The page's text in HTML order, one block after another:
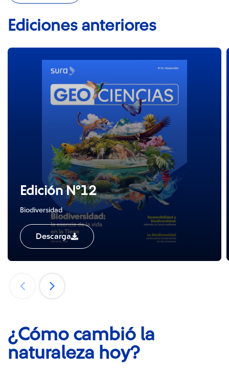
Ediciones anteriores
Edición N°12
Biodiversidad
Descarga
¿Cómo cambió la
naturaleza hoy?